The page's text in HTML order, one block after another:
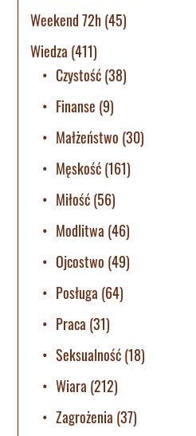
Weekend 72h(45)
Wiedza (411)
Czystość(38)
Finanse (9)
Małżeństwo (30)
Męskość(161)
Miłość(56)
Modlitwa (46)
Ojcostwo (49)
Posługa (64)
Praca (31)
Seksualność(18)
Wiara (212)
Zagrożenia (37)